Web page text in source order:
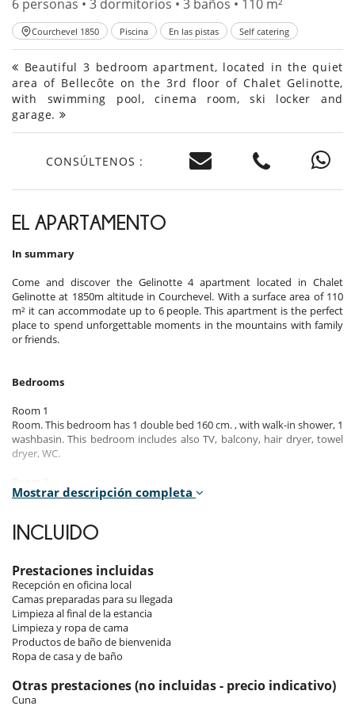
6 personas • 3 dormitorios • 3 baños • 110 m²
Courchevel 1850 Piscina En las pistas Self catering
Beautiful 3 bedroom apartment, located in the quiet
area of Bellecôte on the 3rd floor of Chalet Gelinotte,
with swimming pool, cinema room, ski locker and
garage.
CONSÚLTENOS :
EL APARTAMENTO
In summary
Come and discover the Gelinotte 4 apartment located in Chalet
Gelinotte at 1850m altitude in Courchevel. With a surface area of 110
m² it can accommodate up to 6 people. This apartment is the perfect
place to spend unforgettable moments in the mountains with family
or friends.
Bedrooms
Room 1
Room. This bedroom has 1 double bed 160 cm. , with walk-in shower, 1
washbasin. This bedroom includes also TV, balcony, hair dryer, towel
dryer, WC.
Room. This bedroom has 2 single bed 80 cm configurable as a double
Room 3
as a double bed. , with bathtub, 1 washbasin. This bedroom includes
also office table, towel dryer, WC.
Indoors & outdoors
You will appreciate this apartment, it is composed of a fully equipped
kitchen open to the living room with fireplace and the dining room. It
has three double bedrooms, two of which are en-suite. An
independent bathroom (with bathtub, towel dryer, toilet and single
Mostrar descripción completa
INCLUIDO
Prestaciones incluidas
Recepción en oficina local
Camas preparadas para su llegada
Limpieza al final de la estancia
Limpieza y ropa de cama
Productos de baño de bienvenida
Ropa de casa y de baño
Otras prestaciones (no incluidas - precio indicativo)
Cuna